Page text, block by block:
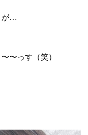
が…
〜っす（笑）